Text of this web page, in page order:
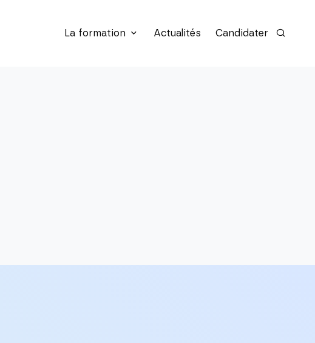
La formation Actualités Candidater